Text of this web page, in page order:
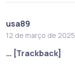
usa89
12 de março de 2025
… [Trackback]